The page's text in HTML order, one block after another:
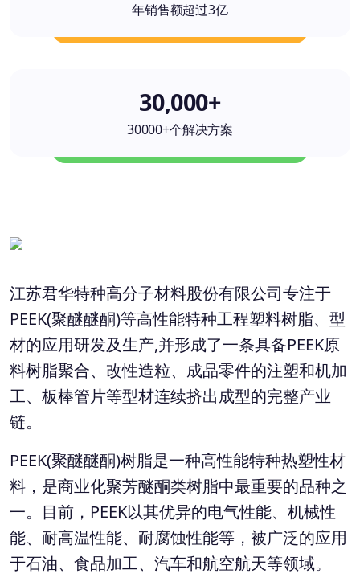
年销售额超过3亿
30,000+
30000+个解决方案
江苏君华特种高分子材料股份有限公司专注于
PEEK(聚醚醚酮)等高性能特种工程塑料树脂、型
材的应用研发及生产,并形成了一条具备PEEK原
料树脂聚合、改性造粒、成品零件的注塑和机加
工、板棒管片等型材连续挤出成型的完整产业
链。
PEEK(聚醚醚酮)树脂是一种高性能特种热塑性材
料，是商业化聚芳醚酮类树脂中最重要的品种之
一。目前，PEEK以其优异的电气性能、机械性
能、耐高温性能、耐腐蚀性能等，被广泛的应用
于石油、食品加工、汽车和航空航天等领域。